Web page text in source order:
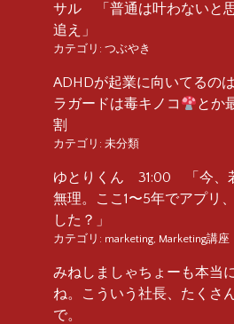
サル 「普通は叶わないと
追え」
カテゴリ: つぶやき
ADHDが起業に向いてるの
ラガードは毒キノコ
とか
割
カテゴリ: 未分類
ゆとりくん 31:00 「今、
無理。ここ1〜5年でアプリ
した？」
カテゴリ: marketing, Marketing講座
みねしましゃちょーも本当
ね。こういう社長、たくさ
で。